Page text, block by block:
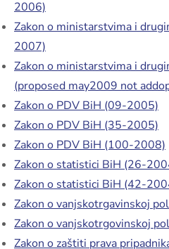
2006)
Zakon o ministarstvima i
2007)
Zakon o ministarstvima i
(proposed may2009 not
Zakon o PDV BiH (09-2005)
Zakon o PDV BiH (35-2005)
Zakon o PDV BiH (100-2008)
Zakon o statistici BiH (26-
Zakon o statistici BiH (42-
Zakon o vanjskotrgavinskoj
Zakon o vanjskotrgovinskoj
Zakon o zaštiti prava